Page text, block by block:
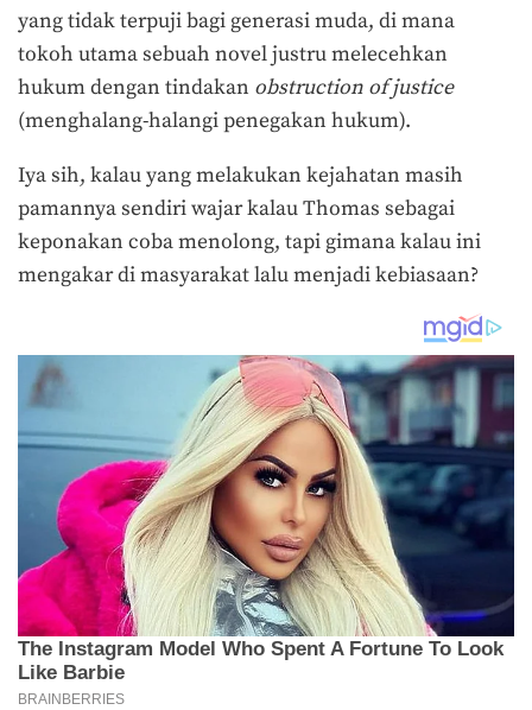
yang tidak terpuji bagi generasi muda, di mana
tokoh utama sebuah novel justru melecehkan
hukum dengan tindakan obstruction of justice
(menghalang-halangi penegakan hukum).
Iya sih, kalau yang melakukan kejahatan masih
pamannya sendiri wajar kalau Thomas sebagai
keponakan coba menolong, tapi gimana kalau ini
mengakar di masyarakat lalu menjadi kebiasaan?